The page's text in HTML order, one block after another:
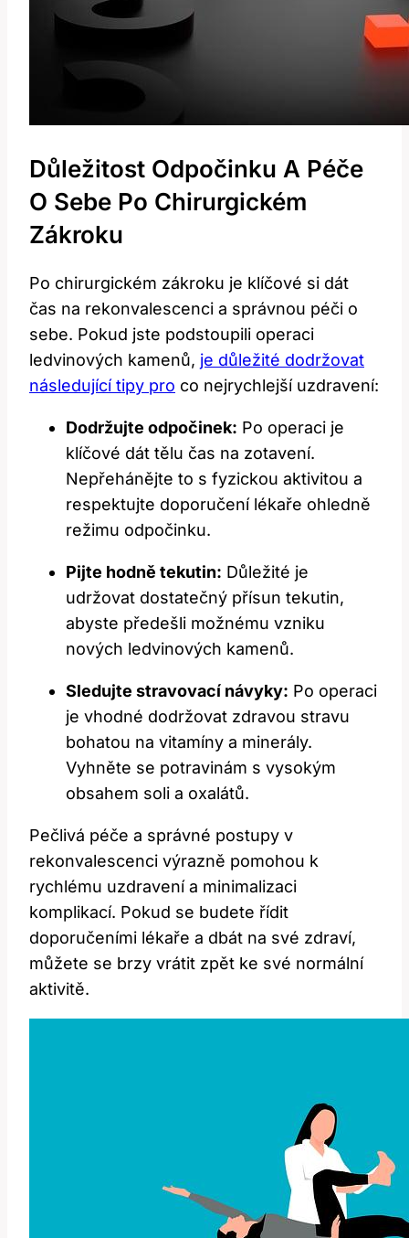
Důležitost Odpočinku A Péče
O Sebe Po Chirurgickém
Zákroku
Po chirurgickém zákroku je klíčové si dát
čas na rekonvalescenci a správnou péči o
sebe. Pokud jste podstoupili operaci
ledvinových kamenů, je důležité dodržovat
následující tipy pro co nejrychlejší uzdravení:
Dodržujte odpočinek: Po operaci je
klíčové dát tělu čas na zotavení.
Nepřehánějte to s fyzickou aktivitou a
respektujte doporučení lékaře ohledně
režimu odpočinku.
Pijte hodně tekutin: Důležité je
udržovat dostatečný přísun tekutin,
abyste předešli možnému vzniku
nových ledvinových kamenů.
Sledujte stravovací návyky: Po operaci
je vhodné dodržovat zdravou stravu
bohatou na vitamíny a minerály.
Vyhněte se potravinám s vysokým
obsahem soli a oxalátů.
Pečlivá péče a správné postupy v
rekonvalescenci výrazně pomohou k
rychlému uzdravení a minimalizaci
komplikací. Pokud se budete řídit
doporučeními lékaře a dbát na své zdraví,
můžete se brzy vrátit zpět ke své normální
aktivitě.